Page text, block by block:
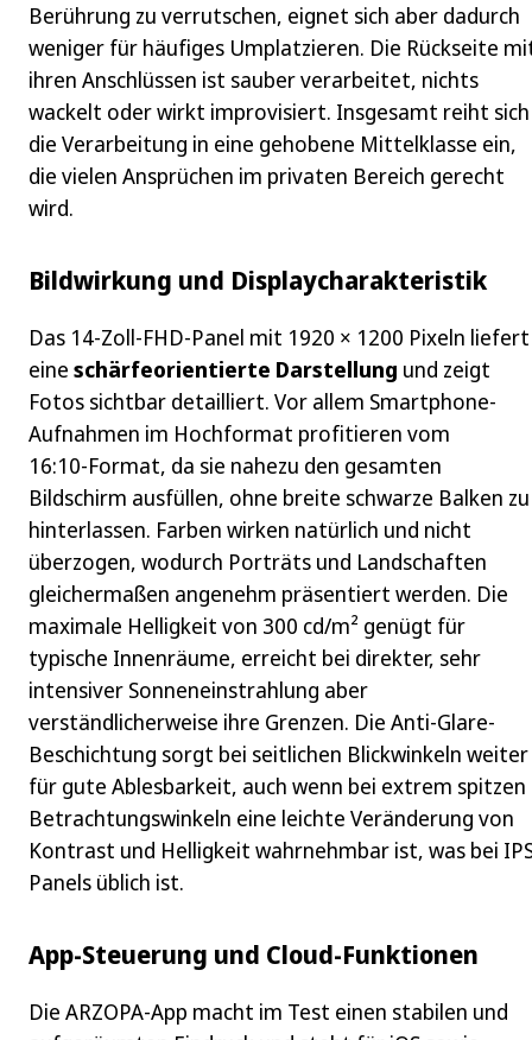
Berührung zu verrutschen, eignet sich aber dadurch
weniger für häufiges Umplatzieren. Die Rückseite
ihren Anschlüssen ist sauber verarbeitet, nichts
wackelt oder wirkt improvisiert. Insgesamt reiht sich
die Verarbeitung in eine gehobene Mittelklasse ein,
die vielen Ansprüchen im privaten Bereich gerecht
wird.
Bildwirkung und Displaycharakteristik
Das 14‑Zoll-FHD-Panel mit 1920 × 1200 Pixeln liefert
eine schärfeorientierte Darstellung und zeigt
Fotos sichtbar detailliert. Vor allem Smartphone-
Aufnahmen im Hochformat profitieren vom
16:10‑Format, da sie nahezu den gesamten
Bildschirm ausfüllen, ohne breite schwarze Balken zu
hinterlassen. Farben wirken natürlich und nicht
überzogen, wodurch Porträts und Landschaften
gleichermaßen angenehm präsentiert werden. Die
maximale Helligkeit von 300 cd/m² genügt für
typische Innenräume, erreicht bei direkter, sehr
intensiver Sonneneinstrahlung aber
verständlicherweise ihre Grenzen. Die Anti-Glare-
Beschichtung sorgt bei seitlichen Blickwinkeln weiter
für gute Ablesbarkeit, auch wenn bei extrem spitzen
Betrachtungswinkeln eine leichte Veränderung von
Kontrast und Helligkeit wahrnehmbar ist, was bei
Panels üblich ist.
App-Steuerung und Cloud-Funktionen
Die ARZOPA-App macht im Test einen stabilen und